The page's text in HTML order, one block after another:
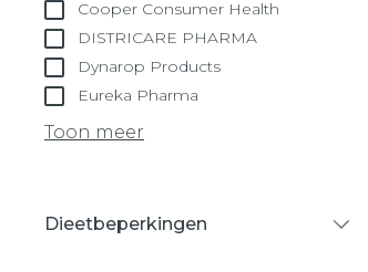
Cooper Consumer Health
DISTRICARE PHARMA
Dynarop Products
Eureka Pharma
Toon meer
Dieetbeperkingen